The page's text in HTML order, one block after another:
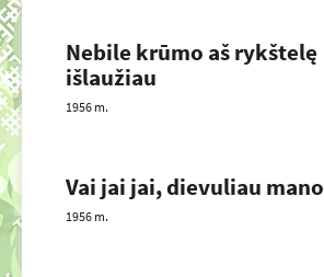
Nebile krūmo aš rykštelę
išlaužiau
1956 m.
Vai jai jai, dievuliau mano
1956 m.